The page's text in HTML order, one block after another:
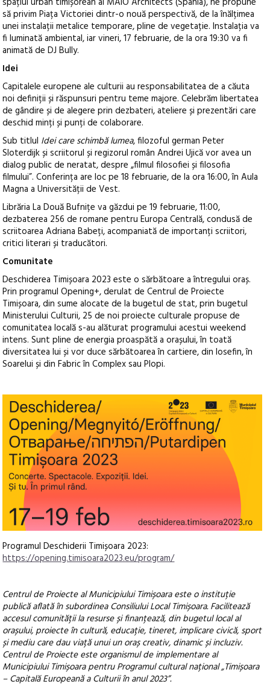
să privim Piața Victoriei dintr-o nouă perspectivă, de la înălțimea
unei instalații metalice temporare, pline de vegetație. Instalația va
fi luminată ambiental, iar vineri, 17 februarie, de la ora 19:30 va fi
animată de DJ Bully.
Idei
Capitalele europene ale culturii au responsabilitatea de a căuta
noi definiții și răspunsuri pentru teme majore. Celebrăm libertatea
de gândire și de alegere prin dezbateri, ateliere și prezentări care
deschid minți și punți de colaborare.
Sub titlul Idei care schimbă lumea, filozoful german Peter
Sloterdijk și scriitorul și regizorul român Andrei Ujică vor avea un
dialog public de neratat, despre „filmul filosofiei și filosofia
filmului”. Conferința are loc pe 18 februarie, de la ora 16:00, în Aula
Magna a Universității de Vest.
Librăria La Două Bufnițe va găzdui pe 19 februarie, 11:00,
dezbaterea 256 de romane pentru Europa Centrală, condusă de
scriitoarea Adriana Babeți, acompaniată de importanți scriitori,
critici literari și traducători.
Comunitate
Deschiderea Timișoara 2023 este o sărbătoare a întregului oraș.
Prin programul Opening+, derulat de Centrul de Proiecte
Timișoara, din sume alocate de la bugetul de stat, prin bugetul
Ministerului Culturii, 25 de noi proiecte culturale propuse de
comunitatea locală s-au alăturat programului acestui weekend
intens. Sunt pline de energia proaspătă a orașului, în toată
diversitatea lui și vor duce sărbătoarea în cartiere, din Iosefin, în
Soarelui și din Fabric în Complex sau Plopi.
Programul Deschiderii Timișoara 2023:
https://opening.timisoara2023.eu/program/
Centrul de Proiecte al Municipiului Timișoara este o instituție
publică aflată în subordinea Consiliului Local Timișoara. Facilitează
accesul comunității la resurse și finanțează, din bugetul local al
orașului, proiecte în cultură, educație, tineret, implicare civică, sport
și mediu care dau viață unui un oraș creativ, dinamic și incluziv.
Centrul de Proiecte este organismul de implementare al
Municipiului Timișoara pentru Programul cultural național „Timișoara
– Capitală Europeană a Culturii în anul 2023”.